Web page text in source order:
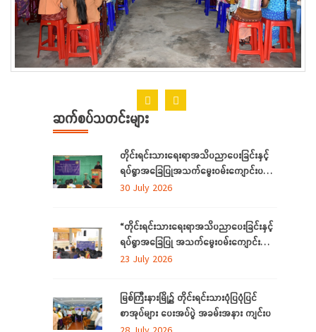
ဆက်စပ်သတင်းများ
တိုင်းရင်းသားရေးရာအသိပညာပေးခြင်းနှင့်
ရပ်ရွာအခြေပြုအသက်မွေးဝမ်းကျောင်းပညာ
လိုအပ်ချက်တို့ကို ဆန်းစစ်စီမံခြင်းအစီအစဉ်
30 July 2026
“တိုင်းရင်းသားရေးရာအသိပညာပေးခြင်းနှင့်
ရပ်ရွာအခြေပြု အသက်မွေးဝမ်းကျောင်း
ပညာ လိုအပ်ချက် ဆန်းစစ်စီမံခြင်း
23 July 2026
မြစ်ကြီးနားမြို့၌ တိုင်းရင်းသားပုံပြပုံပြင်
စာအုပ်များ ပေးအပ်ပွဲ အခမ်းအနား ကျင်းပ